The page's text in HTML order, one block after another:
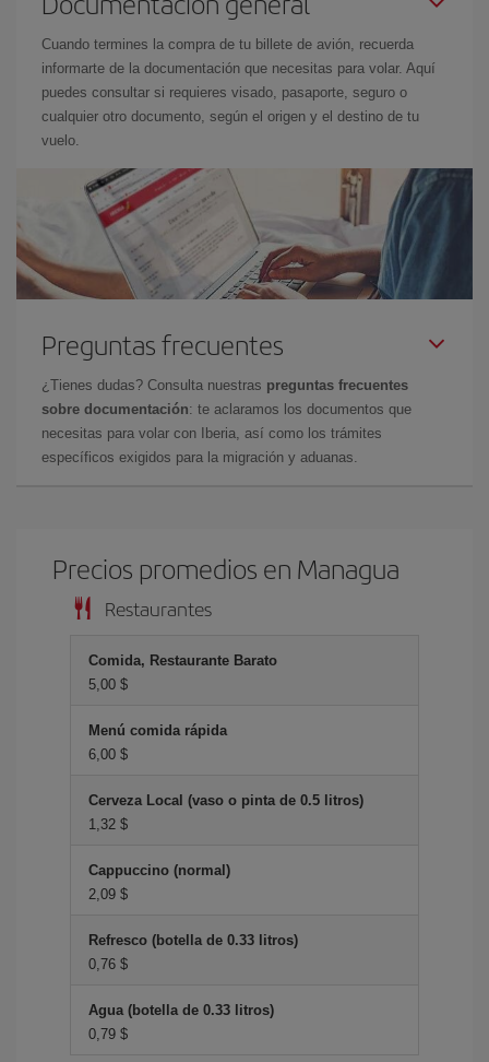
Cuando termines la compra de tu billete de avión, recuerda
informarte de la documentación que necesitas para volar. Aquí
puedes consultar si requieres visado, pasaporte, seguro o
cualquier otro documento, según el origen y el destino de tu
vuelo.
Preguntas frecuentes
¿Tienes dudas? Consulta nuestras preguntas frecuentes
sobre documentación: te aclaramos los documentos que
necesitas para volar con Iberia, así como los trámites
específicos exigidos para la migración y aduanas.
Precios promedios en Managua
Restaurantes
Comida, Restaurante Barato
5,00 $
Menú comida rápida
6,00 $
Cerveza Local (vaso o pinta de 0.5 litros)
1,32 $
Cappuccino (normal)
2,09 $
Refresco (botella de 0.33 litros)
0,76 $
Agua (botella de 0.33 litros)
0,79 $